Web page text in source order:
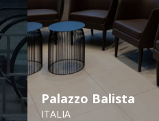
Palazzo Balista
ITALIA